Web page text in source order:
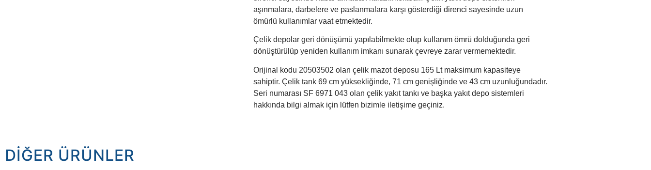
aşınmalara, darbelere ve paslanmalara karşı gösterdiği direnci sayesinde uzun
ömürlü kullanımlar vaat etmektedir.
Çelik depolar geri dönüşümü yapılabilmekte olup kullanım ömrü dolduğunda geri
dönüştürülüp yeniden kullanım imkanı sunarak çevreye zarar vermemektedir.
Orijinal kodu 20503502 olan çelik mazot deposu 165 Lt maksimum kapasiteye
sahiptir. Çelik tank 69 cm yüksekliğinde, 71 cm genişliğinde ve 43 cm uzunluğundadır.
Seri numarası SF 6971 043 olan çelik yakıt tankı ve başka yakıt depo sistemleri
hakkında bilgi almak için lütfen bizimle iletişime geçiniz.
DIĞER ÜRÜNLER